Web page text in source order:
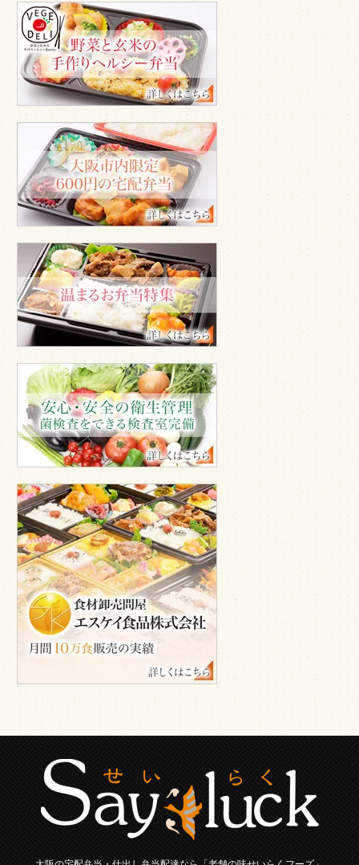
ベ
ジ
デ
リ
宅
配
弁
当
る
お
弁
心
安
全
の
生
管
理
エ
ス
ケ
イ
食
品
株
式
会